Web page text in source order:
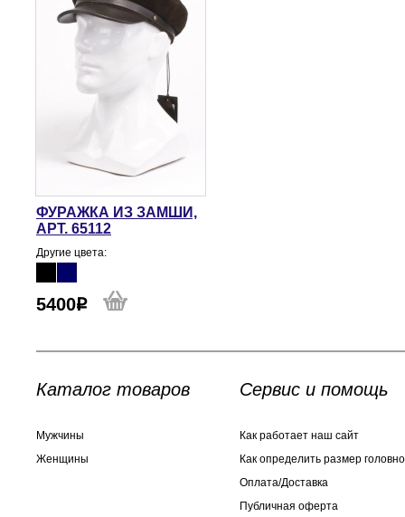
ФУРАЖКА ИЗ ЗАМШИ,
АРТ. 65112
Другие цвета:
5400
Каталог товаров
Мужчины
Женщины
Сервис и помощь
Как работает наш сайт
Как определить размер
Оплата/Доставка
Публичная оферта